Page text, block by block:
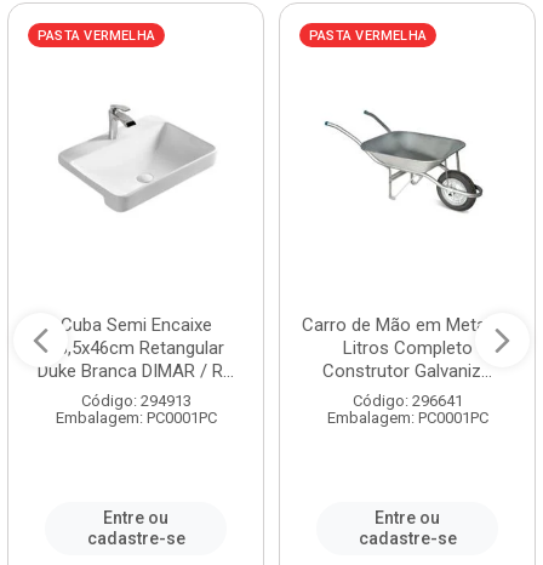
PASTA VERMELHA
Cuba Semi Encaixe
58,5x46cm Retangular
Duke Branca DIMAR / R...
Código: 294913
Embalagem: PC0001PC
Entre ou
cadastre-se
PASTA VERMELHA
Carro de Mão em Metal 60
Litros Completo
Construtor Galvaniz...
Código: 296641
Embalagem: PC0001PC
Entre ou
cadastre-se